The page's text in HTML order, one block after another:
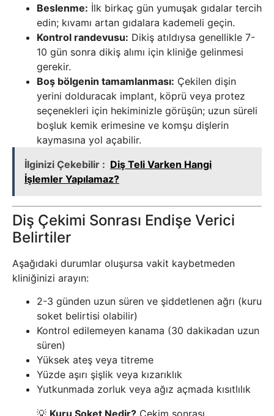
Beslenme: İlk birkaç gün yumuşak gıdalar tercih
edin; kıvamı artan gıdalara kademeli geçin.
Kontrol randevusu: Dikiş atıldıysa genellikle 7-
10 gün sonra dikiş alımı için kliniğe gelinmesi
gerekir.
Boş bölgenin tamamlanması: Çekilen dişin
yerini dolduracak implant, köprü veya protez
seçenekleri için hekiminizle görüşün; uzun süreli
boşluk kemik erimesine ve komşu dişlerin
kaymasına yol açabilir.
İlginizi Çekebilir : Diş Teli Varken Hangi
İşlemler Yapılamaz?
Diş Çekimi Sonrası Endişe Verici
Belirtiler
Aşağıdaki durumlar oluşursa vakit kaybetmeden
kliniğinizi arayın:
2-3 günden uzun süren ve şiddetlenen ağrı (kuru
soket belirtisi olabilir)
Kontrol edilemeyen kanama (30 dakikadan uzun
süren)
Yüksek ateş veya titreme
Yüzde aşırı şişlik veya kızarıklık
Yutkunmada zorluk veya ağız açmada kısıtlılık